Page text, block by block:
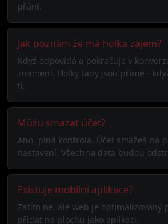
přání.
Jak poznám že má holka zájem?
Když odpovídá a pokračuje v
znamení. Holky tady jsou přímé -
ti.
Můžu smazat účet?
Ano, plná kontrola. Účet smažeš na
nastavení. Všechna data budou
Existuje mobilní aplikace?
Zatím ne, ale web je optimalizovaný
přidat na plochu jako aplikaci.